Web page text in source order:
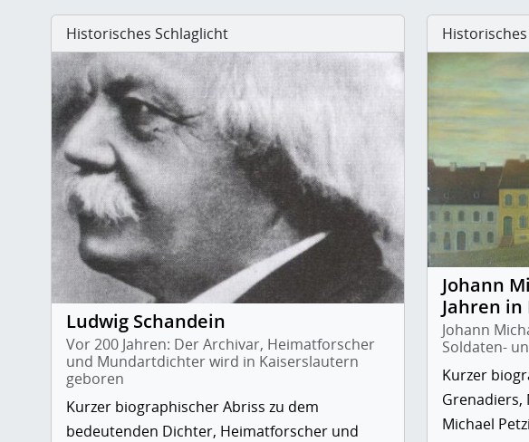
Historisches Schlaglicht
Ludwig Schandein
Vor 200 Jahren: Der Archivar, Heimatforscher
und Mundartdichter wird in Kaiserslautern
geboren
Kurzer biographischer Abriss zu dem
bedeutenden Dichter, Heimatforscher und
Johann
Jahren
Johann
Soldaten-
Kurzer
Grenadiers,
Michael